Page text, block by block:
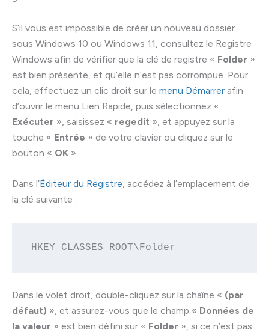
S’il vous est impossible de créer un nouveau dossier
sous Windows 10 ou Windows 11, consultez le Registre
Windows afin de vérifier que la clé de registre « Folder »
est bien présente, et qu’elle n’est pas corrompue. Pour
cela, effectuez un clic droit sur le menu Démarrer afin
d’ouvrir le menu Lien Rapide, puis sélectionnez «
Exécuter », saisissez « regedit », et appuyez sur la
touche « Entrée » de votre clavier ou cliquez sur le
bouton « OK ».
Dans l’Éditeur du Registre, accédez à l’emplacement de
la clé suivante :
HKEY_CLASSES_ROOT\Folder
Dans le volet droit, double-cliquez sur la chaîne « (par
défaut) », et assurez-vous que le champ « Données de
la valeur » est bien défini sur « Folder », si ce n’est pas